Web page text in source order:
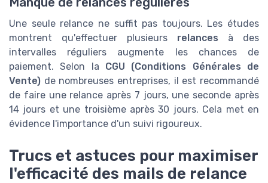
Une seule relance ne suffit pas toujours. Les études
montrent qu'effectuer plusieurs relances à des
intervalles réguliers augmente les chances de
paiement. Selon la CGU (Conditions Générales de
Vente) de nombreuses entreprises, il est recommandé
de faire une relance après 7 jours, une seconde après
14 jours et une troisième après 30 jours. Cela met en
évidence l'importance d'un suivi rigoureux.
Trucs et astuces pour maximiser
l'efficacité des mails de relance